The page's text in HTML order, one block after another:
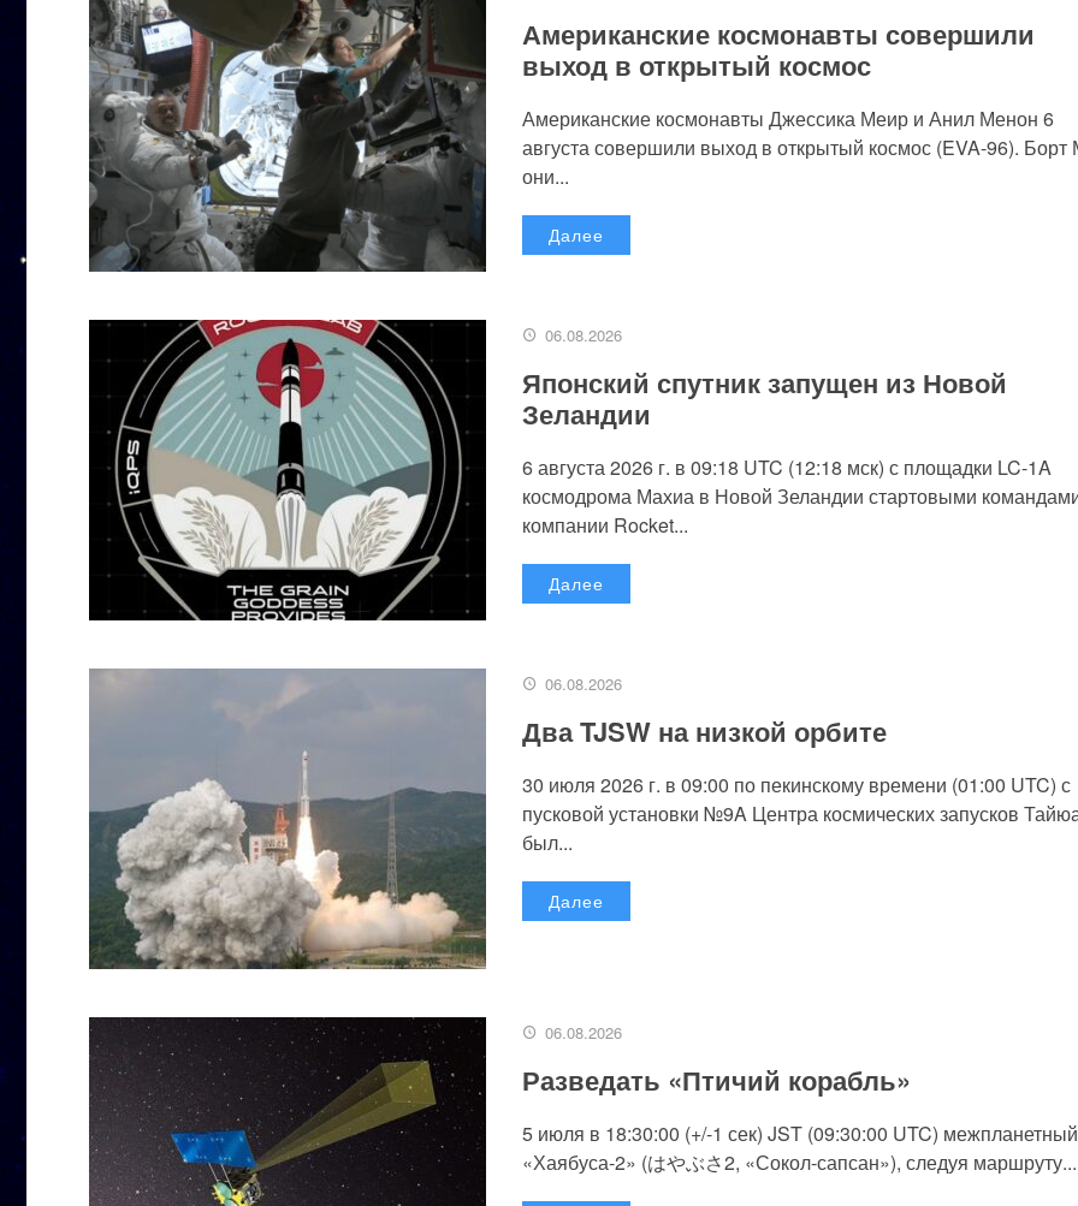
Американские космонавты совершили
выход в открытый космос
Американские космонавты Джессика Меир и Анил Менон 6
августа совершили выход в открытый космос (EVA-96).
они...
Далее
06.08.2026
Японский спутник запущен из Новой
Зеландии
6 августа 2026 г. в 09:18 UTC (12:18 мск) с площадки LC-1A
космодрома Махиа в Новой Зеландии стартовыми
компании Rocket...
Далее
06.08.2026
Два TJSW на низкой орбите
30 июля 2026 г. в 09:00 по пекинскому времени (01:00 UTC) с
пусковой установки №9A Центра космических запусков
был...
Далее
06.08.2026
Разведать «Птичий корабль»
5 июля в 18:30:00 (+/-1 сек) JST (09:30:00 UTC)
«Хаябуса-2» (はやぶさ2, «Сокол-сапсан»), следуя маршруту...